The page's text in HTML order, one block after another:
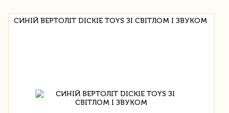
СИНІЙ ВЕРТОЛІТ DICKIE TOYS ЗІ СВІТЛОМ І ЗВУКОМ